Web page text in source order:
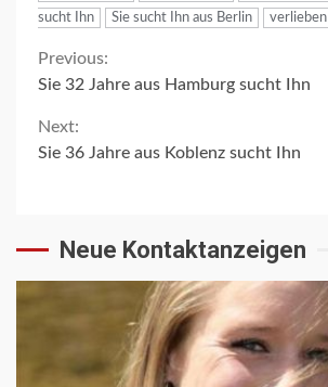
sucht Ihn
Sie sucht Ihn aus Berlin verlieben
Continue
Reading
Previous:
Sie 32 Jahre aus Hamburg sucht Ihn
Next:
Sie 36 Jahre aus Koblenz sucht Ihn
Neue Kontaktanzeigen